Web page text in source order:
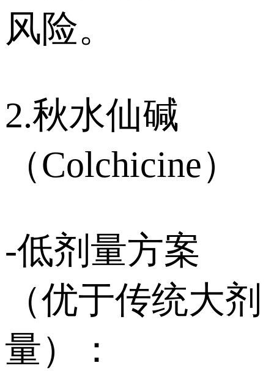
风险。
2.秋水仙碱
（Colchicine）
-低剂量方案
（优于传统大剂
量）：